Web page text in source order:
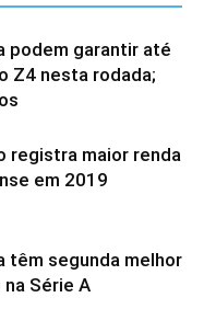
podem garantir até
Z4 nesta rodada;
registra maior renda
em 2019
têm segunda melhor
Série A